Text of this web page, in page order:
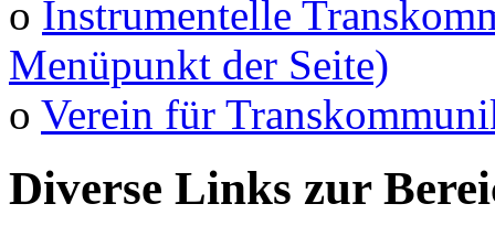
o Instrumentelle
Menüpunkt der Seite)
o Verein für
Diverse Links zur